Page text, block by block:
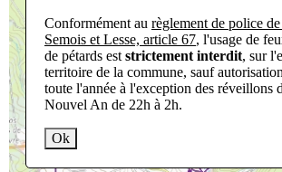
Conformément au règlement de police
Semois et Lesse, article 67, l'usage de
de pétards est strictement interdit, sur
territoire de la commune, sauf
toute l'année à l'exception des réveillons
Nouvel An de 22h à 2h.
Ok